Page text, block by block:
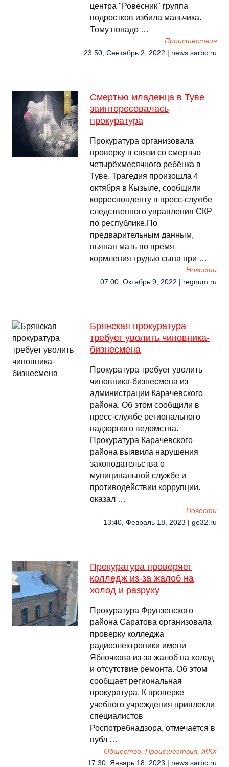
центра "Ровесник" группа
подростков избила мальчика.
Тому понадо …
Происшествия
23:50, Сентябрь 2, 2022 | news.sarbc.ru
Смертью младенца в Туве
заинтересовалась
прокуратура
Прокуратура организовала
проверку в связи со смертью
четырёхмесячного ребёнка в
Туве. Трагедия произошла 4
октября в Кызыле, сообщили
корреспонденту в пресс-службе
следственного управления СКР
по республике.По
предварительным данным,
пьяная мать во время
кормления грудью сына при …
Новости
07:00, Октябрь 9, 2022 | regnum.ru
Брянская прокуратура
требует уволить чиновника-
бизнесмена
Прокуратура требует уволить
чиновника-бизнесмена из
администрации Карачевского
района. Об этом сообщили в
пресс-службе регионального
надзорного ведомства.
Прокуратура Карачевского
района выявила нарушения
законодательства о
муниципальной службе и
противодействии коррупции.
оказал …
Новости
13:40, Февраль 18, 2023 | go32.ru
Прокуратура проверяет
колледж из-за жалоб на
холод и разруху
Прокуратура Фрунзенского
района Саратова организовала
проверку колледжа
радиоэлектроники имени
Яблочкова из-за жалоб на холод
и отсутствие ремонта. Об этом
сообщает региональная
прокуратура. К проверке
учебного учреждения привлекли
специалистов
Роспотребнадзора, отмечается в
публ …
Общество, Происшествия, ЖКХ
17:30, Январь 18, 2023 | news.sarbc.ru